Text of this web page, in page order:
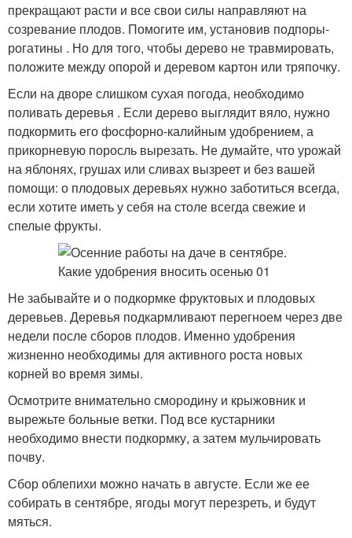
прекращают расти и все свои силы направляют на
созревание плодов. Помогите им, установив подпоры-
рогатины . Но для того, чтобы дерево не травмировать,
положите между опорой и деревом картон или тряпочку.
Если на дворе слишком сухая погода, необходимо
поливать деревья . Если дерево выглядит вяло, нужно
подкормить его фосфорно-калийным удобрением, а
прикорневую поросль вырезать. Не думайте, что урожай
на яблонях, грушах или сливах вызреет и без вашей
помощи: о плодовых деревьях нужно заботиться всегда,
если хотите иметь у себя на столе всегда свежие и
спелые фрукты.
Не забывайте и о подкормке фруктовых и плодовых
деревьев. Деревья подкармливают перегноем через две
недели после сборов плодов. Именно удобрения
жизненно необходимы для активного роста новых
корней во время зимы.
Осмотрите внимательно смородину и крыжовник и
вырежьте больные ветки. Под все кустарники
необходимо внести подкормку, а затем мульчировать
почву.
Сбор облепихи можно начать в августе. Если же ее
собирать в сентябре, ягоды могут перезреть, и будут
мяться.